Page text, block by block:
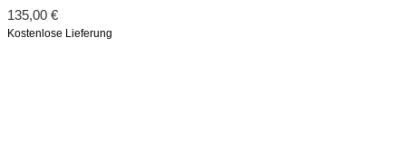
135,00 €
Kostenlose Lieferung